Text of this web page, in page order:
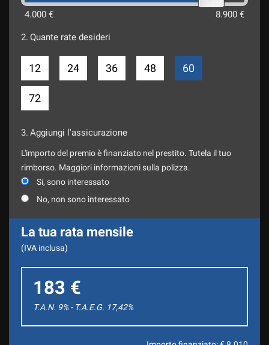
4.000 € 8.900 €
2. Quante rate desideri
12 24 36 48 60
72
3. Aggiungi l'assicurazione
L'importo del premio è finanziato nel prestito. Tutela il tuo
rimborso. Maggiori informazioni sulla polizza.
Si, sono interessato
No, non sono interessato
La tua rata mensile
(IVA inclusa)
183 €
T.A.N. 9% - T.A.E.G. 17,42%